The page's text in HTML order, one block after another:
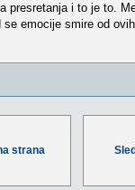
strana
presretanja i to je to.
emocije smire od